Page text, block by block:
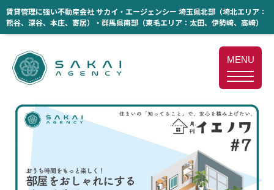
賃貸管理に強い不動産会社 サカイ・エージェンシー 埼玉県北部（埼北エリア：
熊谷、深谷、本庄、寄居）・群馬県南部（東毛エリア：太田、伊勢崎、高崎）
MENU